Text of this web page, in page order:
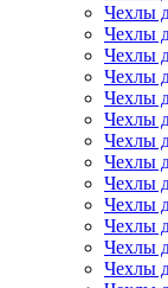
Чехлы
Чехлы
Чехлы
Чехлы
Чехлы
Чехлы
Чехлы
Чехлы
Чехлы
Чехлы
Чехлы
Чехлы
Чехлы